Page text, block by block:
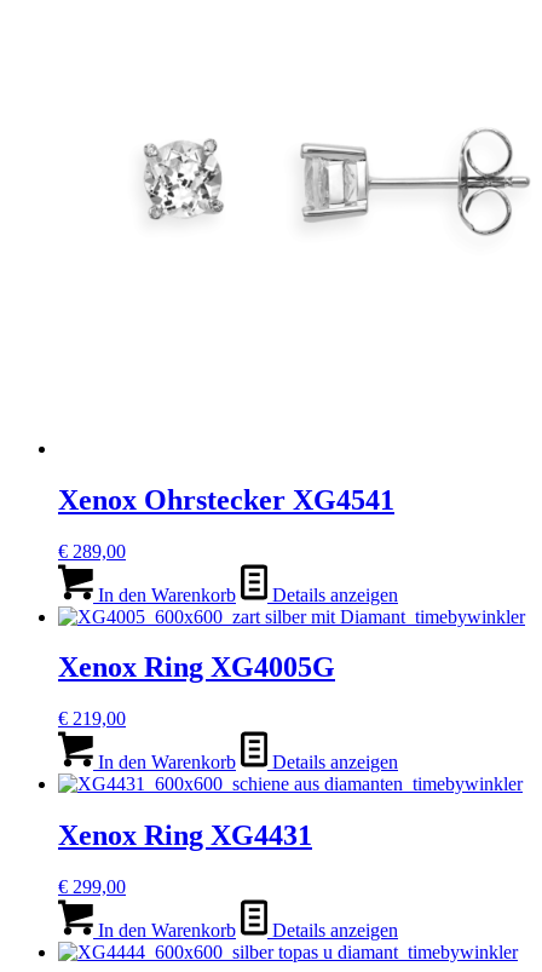
Xenox Ohrstecker XG4541
€ 289,00
In den Warenkorb Details anzeigen
Xenox Ring XG4005G
€ 219,00
In den Warenkorb Details anzeigen
Xenox Ring XG4431
€ 299,00
In den Warenkorb Details anzeigen